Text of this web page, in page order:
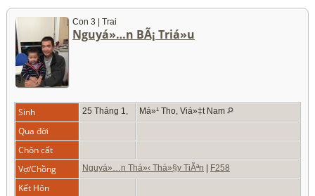
Con 3 | Trai
Nguyá»…n BÃ¡ Triá»u
Sinh 25 Tháng 1, Má»¹ Tho, Viá»‡t Nam
Qua đời
Chôn cất
Vợ/Chồng
Nguyá»…n Thá»‹ Thá»§y TiÃªn | F258
Kết Hôn